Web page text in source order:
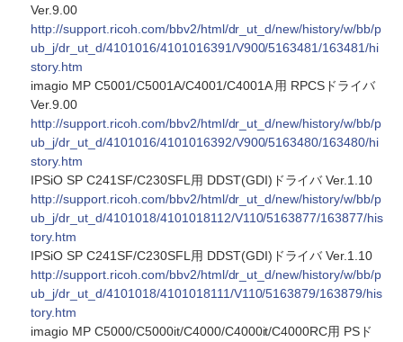
Ver.9.00
http://support.ricoh.com/bbv2/html/dr_ut_d/new/history/w/bb/p
ub_j/dr_ut_d/4101016/4101016391/V900/5163481/163481/hi
story.htm
imagio MP C5001/C5001A/C4001/C4001A 用 RPCSドライバ
Ver.9.00
http://support.ricoh.com/bbv2/html/dr_ut_d/new/history/w/bb/p
ub_j/dr_ut_d/4101016/4101016392/V900/5163480/163480/hi
story.htm
IPSiO SP C241SF/C230SFL用 DDST(GDI)ドライバ Ver.1.10
http://support.ricoh.com/bbv2/html/dr_ut_d/new/history/w/bb/p
ub_j/dr_ut_d/4101018/4101018112/V110/5163877/163877/his
tory.htm
IPSiO SP C241SF/C230SFL用 DDST(GDI)ドライバ Ver.1.10
http://support.ricoh.com/bbv2/html/dr_ut_d/new/history/w/bb/p
ub_j/dr_ut_d/4101018/4101018111/V110/5163879/163879/his
tory.htm
imagio MP C5000/C5000it/C4000/C4000it/C4000RC用 PSド